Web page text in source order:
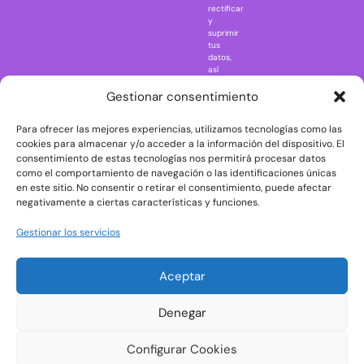
Gestionar consentimiento
Para ofrecer las mejores experiencias, utilizamos tecnologías como las
cookies para almacenar y/o acceder a la información del dispositivo. El
consentimiento de estas tecnologías nos permitirá procesar datos
como el comportamiento de navegación o las identificaciones únicas
en este sitio. No consentir o retirar el consentimiento, puede afectar
negativamente a ciertas características y funciones.
Gestionar los servicios
Aceptar
Denegar
Configurar Cookies
Rick and
The Big Bang
Theory
The Blues
Brothers
The
The Shining
rectificar
y
suprimir
tus
datos,
así
ejercer
consultando
la
información
adicional
y
detallada
sobre